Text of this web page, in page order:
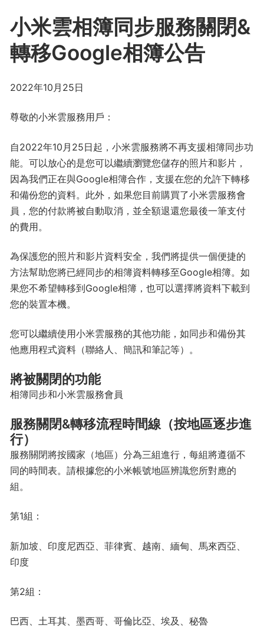
小米雲相簿同步服務關閉&
轉移Google相簿公告
2022年10月25日
尊敬的小米雲服務用戶：
自2022年10月25日起，小米雲服務將不再支援相簿同步功
能。可以放心的是您可以繼續瀏覽您儲存的照片和影片，
因為我們正在與Google相簿合作，支援在您的允許下轉移
和備份您的資料。此外，如果您目前購買了小米雲服務會
員，您的付款將被自動取消，並全額退還您最後一筆支付
的費用。
為保護您的照片和影片資料安全，我們將提供一個便捷的
方法幫助您將已經同步的相簿資料轉移至Google相簿。如
果您不希望轉移到Google相簿，也可以選擇將資料下載到
您的裝置本機。
您可以繼續使用小米雲服務的其他功能，如同步和備份其
他應用程式資料（聯絡人、簡訊和筆記等）。
將被關閉的功能
相簿同步和小米雲服務會員
服務關閉&轉移流程時間線（按地區逐步進
行）
服務關閉將按國家（地區）分為三組進行，每組將遵循不
同的時間表。請根據您的小米帳號地區辨識您所對應的
組。
第1組：
新加坡、印度尼西亞、菲律賓、越南、緬甸、馬來西亞、
印度
第2組：
巴西、土耳其、墨西哥、哥倫比亞、埃及、秘魯